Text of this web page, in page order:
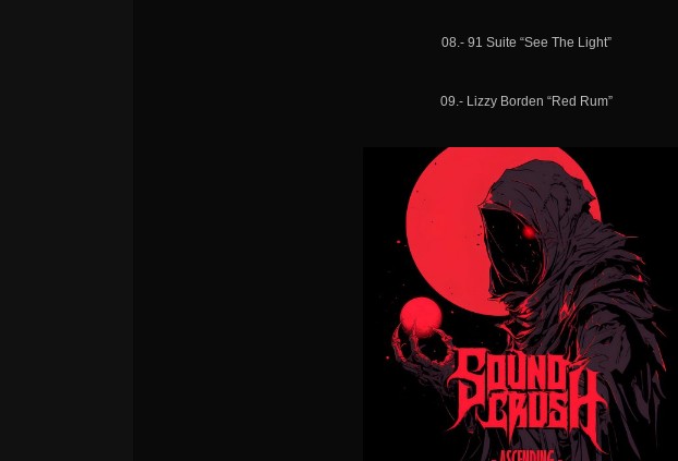
08.- 91 Suite “See The Light”
09.- Lizzy Borden “Red Rum”